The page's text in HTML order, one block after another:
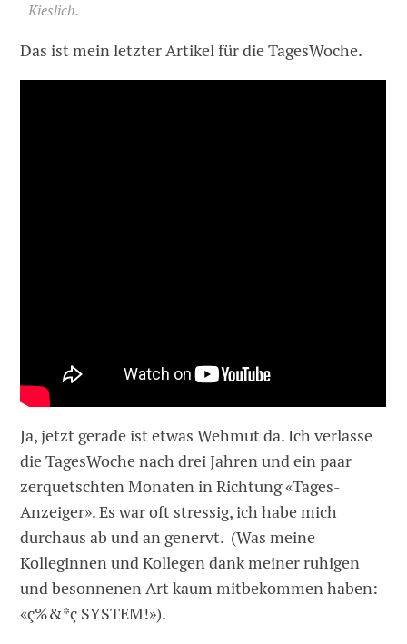
Kieslich.
Das ist mein letzter Artikel für die TagesWoche.
Ja, jetzt gerade ist etwas Wehmut da. Ich verlasse
die TagesWoche nach drei Jahren und ein paar
zerquetschten Monaten in Richtung «Tages-
Anzeiger». Es war oft stressig, ich habe mich
durchaus ab und an genervt. (Was meine
Kolleginnen und Kollegen dank meiner ruhigen
und besonnenen Art kaum mitbekommen haben:
«ç%&*ç SYSTEM!»).